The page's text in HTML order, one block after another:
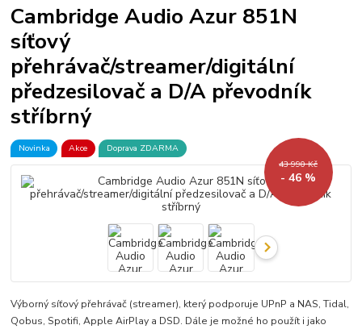
Cambridge Audio Azur 851N
síťový
přehrávač/streamer/digitální
předzesilovač a D/A převodník
stříbrný
Novinka Akce
Doprava ZDARMA
43 990 Kč
- 46 %
Výborný síťový přehrávač (streamer), který podporuje UPnP a NAS, Tidal,
Qobus, Spotifi, Apple AirPlay a DSD. Dále je možné ho použít i jako